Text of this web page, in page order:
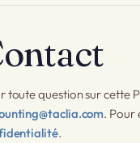
toute question sur cette
. Pour
.